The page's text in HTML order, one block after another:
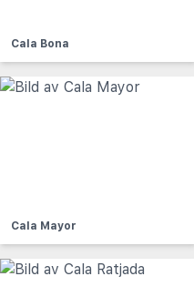
Cala Bona
Cala Mayor